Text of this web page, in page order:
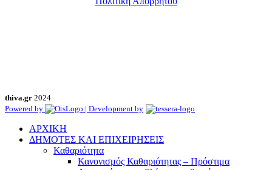
thiva.gr 2024
Powered by
| Development by
ΑΡΧΙΚΗ
ΔΗΜΟΤΕΣ ΚΑΙ ΕΠΙΧΕΙΡΗΣΕΙΣ
Καθαριότητα
Κανονισμός Καθαριότητας – Πρόστιμα